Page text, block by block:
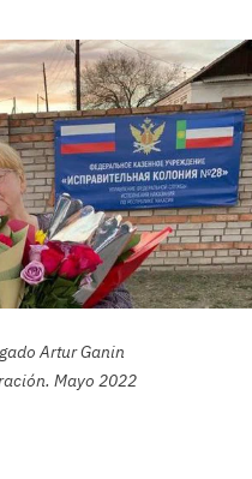
Artur Ganin
Mayo 2022